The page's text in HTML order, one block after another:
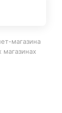
магазина
магазинах